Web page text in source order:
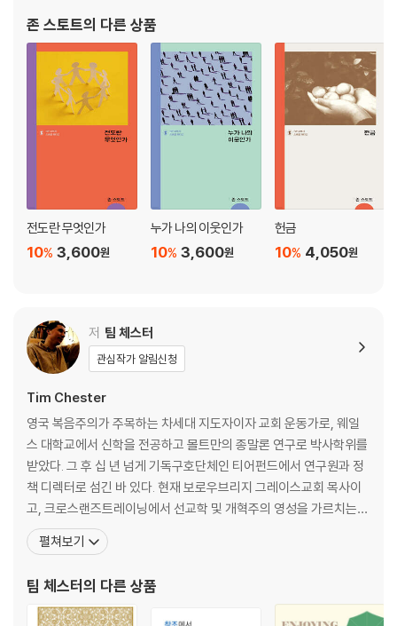
e for Contemporary
존 스토트의 다른 상품
전도란 무엇인가
3,600원
10%
누가 나의 이웃인가
3,600원
10%
헌금
4,050원
10%
저 팀 체스터
관심작가 알림신청
Tim Chester
영국 복음주의가 주목하는 차세대 지도자이자 교회 운동가로, 웨일
스 대학교에서 신학을 전공하고 몰트만의 종말론 연구로 박사학위를
받았다. 그 후 십 년 넘게 기독구호단체인 티어펀드에서 연구원과 정
책 디렉터로 섬긴 바 있다. 현재 보로우브리지 그레이스교회 목사이
고, 크로스랜즈트레이닝에서 선교학 및 개혁주의 영성을 가르치는
부교수로 있다. 또한 영국 셰필드에 교회 개척 단체인 크라우디드 하
우스를 공동 설립하여 활발하게 활동하고 있으며, 매년 교회, 선교,
press.com)를 통해 사람들과 소통하기를 좋아
펼쳐보기
팀 체스터의 다른 상품